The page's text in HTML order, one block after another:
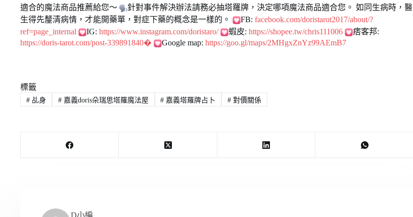
適合的魔法商品推薦給您～
針對事件解決辦法請務必抽塔羅牌，決定哪項魔法商品適合您。 如同生病時，醫
生得先釐清病情，才能開藥單，對症下藥的概念是一樣的。
FB: facebook.com/doristarot2017/about/?
ref=page_internal
IG: https://www.instagram.com/doristaro/ 蝦皮: https://shopee.tw/chris111006
痞客邦:
https://doris-tarot.com/post-339891840�
Google map: https://goo.gl/maps/2MHgxZnYz99AEmB7
標籤
#乩身 #嘉義doris朵瑞思塔羅魔法屋 # 嘉義塔羅牌占卜 # 對價關係
D小編